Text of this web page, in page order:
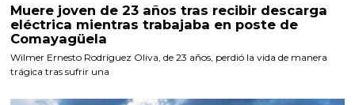
Muere joven de 23 años tras recibir descarga
eléctrica mientras trabajaba en poste de
Comayagüela
Wilmer Ernesto Rodríguez Oliva, de 23 años, perdió la vida de manera
trágica tras sufrir una